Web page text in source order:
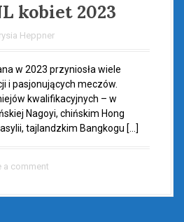
kobiet 2023
Heppner
w 2023 przyniosła wiele
i pasjonujących meczów.
kwalifikacyjnych – w
Nagoyi, chińskim Hong
tajlandzkim Bangkogu […]
a comment